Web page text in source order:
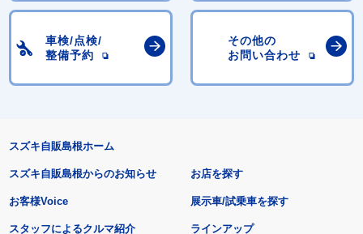
車検/点検/
整備予約
その他の
お問い合わせ
スズキ自販島根ホーム
スズキ自販島根からのお知らせ
お客様Voice
スタッフによるクルマ紹介
お店を探す
展示車/試乗車を探す
ラインアップ